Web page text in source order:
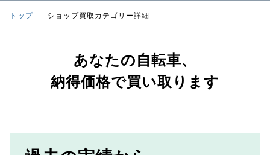
トップ ショップ買取カテゴリー詳細
あなたの自転車、
納得価格で買い取ります